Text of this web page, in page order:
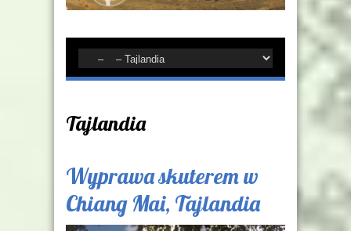
Tajlandia
Wyprawa skuterem w
Chiang Mai, Tajlandia